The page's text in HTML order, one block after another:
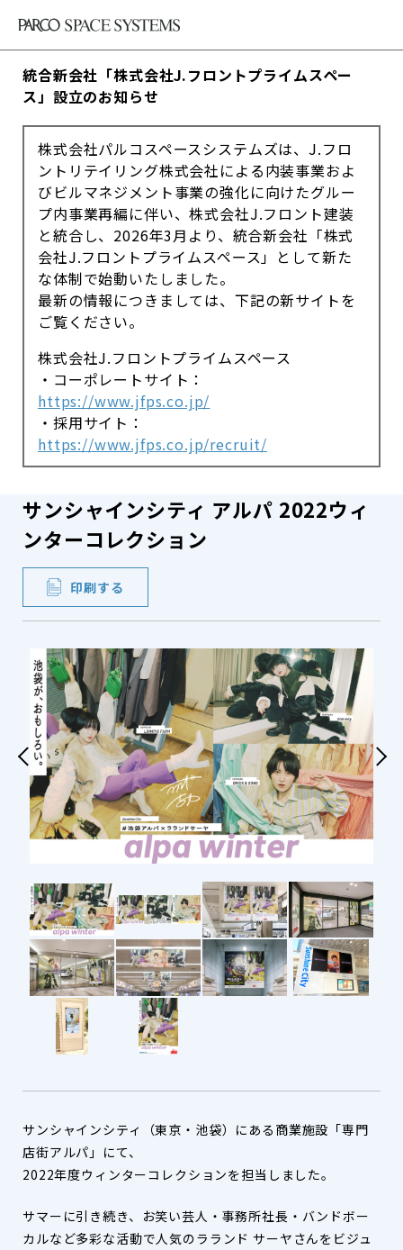
統合新会社「株式会社J.フロントプライムスペー
ス」設立のお知らせ
株式会社パルコスペースシステムズは、J.フロ
ントリテイリング株式会社による内装事業およ
びビルマネジメント事業の強化に向けたグルー
プ内事業再編に伴い、株式会社J.フロント建装
と統合し、2026年3月より、統合新会社「株式
会社J.フロントプライムスペース」として新た
な体制で始動いたしました。
最新の情報につきましては、下記の新サイトを
ご覧ください。
株式会社J.フロントプライムスペース
・コーポレートサイト：
https://www.jfps.co.jp/
・採用サイト：
https://www.jfps.co.jp/recruit/
サンシャインシティ アルパ 2022ウィ
ンターコレクション
印刷する
サンシャインシティ（東京・池袋）にある商業施設「専門
店街アルパ」にて、
2022年度ウィンターコレクションを担当しました。
サマーに引き続き、お笑い芸人・事務所社長・バンドボー
カルなど多彩な活動で人気のラランド サーヤさんをビジュ